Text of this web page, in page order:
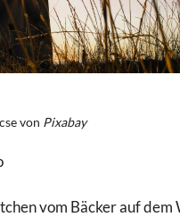
von Pixabay
vom Bäcker auf dem